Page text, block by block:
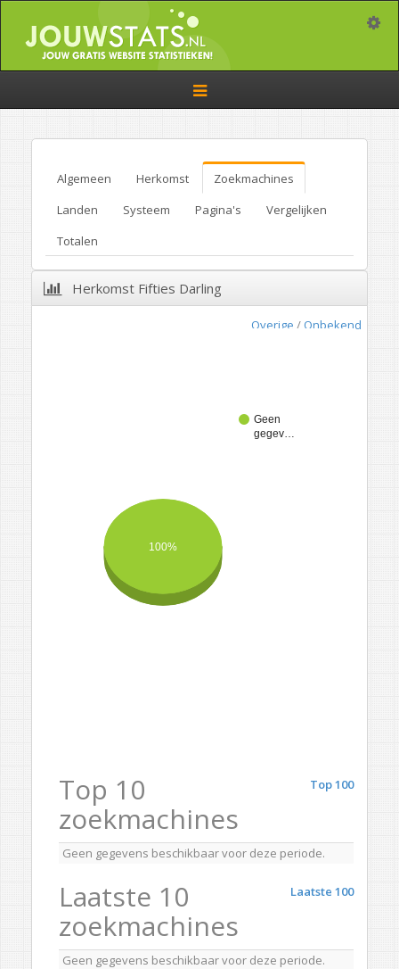
Toggle
navigation
Algemeen Herkomst
Zoekmachines
Landen
Systeem Pagina's
Vergelijken
Totalen
Herkomst Fifties Darling
Overige / Onbekend
Geen
gegev…
100%
Top 100
Top 10
zoekmachines
Geen gegevens beschikbaar voor deze periode.
Laatste 100
Laatste 10
zoekmachines
Geen gegevens beschikbaar voor deze periode.